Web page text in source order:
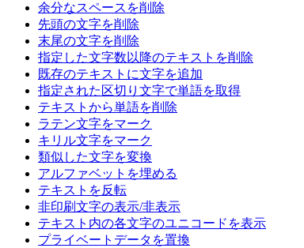
余分なスペースを削除
先頭の文字を削除
末尾の文字を削除
指定した文字数以降のテキストを削除
既存のテキストに文字を追加
指定された区切り文字で単語を取得
テキストから単語を削除
ラテン文字をマーク
キリル文字をマーク
類似した文字を変換
アルファベットを埋める
テキストを反転
非印刷文字の表示/非表示
テキスト内の各文字のユニコードを表示
プライベートデータを置換